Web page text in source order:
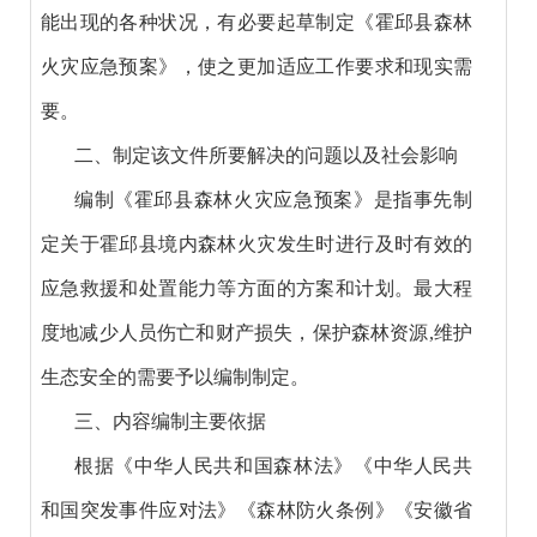
能出现的各种状况，有必要起草制定《霍邱县森林
火灾应急预案》，使之更加适应工作要求和现实需
要。
二、制定该文件所要解决的问题以及社会影响
编制《霍邱县森林火灾应急预案》是指事先制
定关于霍邱县境内森林火灾发生时进行及时有效的
应急救援和处置能力等方面的方案和计划。最大程
度地减少人员伤亡和财产损失，保护森林资源,维护
生态安全的需要予以编制制定。
三、内容编制主要依据
根据《中华人民共和国森林法》《中华人民共
和国突发事件应对法》《森林防火条例》《安徽省